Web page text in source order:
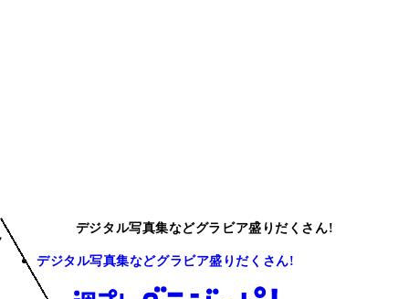
デジタル写真集などグラビア盛りだくさん!
デジタル写真集などグラビア盛りだくさん!